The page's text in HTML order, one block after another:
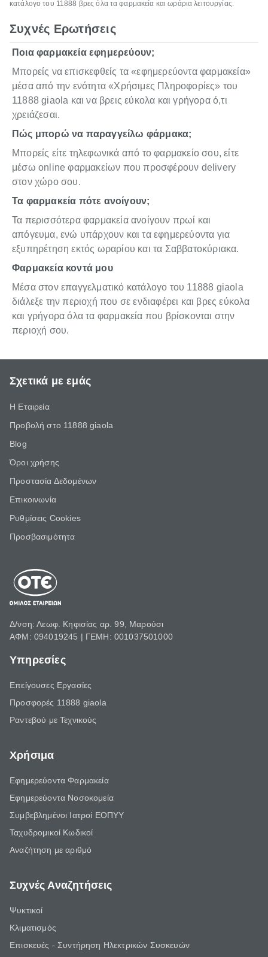
κατάλογο του 11888 βρες όλα τα φαρμακεία και ωράρια λειτουργίας.
Συχνές Ερωτήσεις
Ποια φαρμακεία εφημερεύουν;
Μπορείς να επισκεφθείς τα «εφημερεύοντα φαρμακεία»
μέσα από την ενότητα «Χρήσιμες Πληροφορίες» του
11888 giaola και να βρεις εύκολα και γρήγορα ό,τι
χρειάζεσαι.
Πώς μπορώ να παραγγείλω φάρμακα;
Μπορείς είτε τηλεφωνικά από το φαρμακείο σου, είτε
μέσω online φαρμακείων που προσφέρουν delivery
στον χώρο σου.
Τα φαρμακεία πότε ανοίγουν;
Τα περισσότερα φαρμακεία ανοίγουν πρωί και
απόγευμα, ενώ υπάρχουν και τα εφημερεύοντα για
εξυπηρέτηση εκτός ωραρίου και τα Σαββατοκύριακα.
Φαρμακεία κοντά μου
Μέσα στον επαγγελματικό κατάλογο του 11888 giaola
διάλεξε την περιοχή που σε ενδιαφέρει και βρες εύκολα
και γρήγορα όλα τα φαρμακεία που βρίσκονται στην
περιοχή σου.
Σχετικά με εμάς
Η Εταιρεία
Προβολή στο 11888 giaola
Blog
Όροι χρήσης
Προστασία Δεδομένων
Επικοινωνία
Ρυθμίσεις Cookies
Προσβασιμότητα
Δ/νση: Λεωφ. Κηφισίας αρ. 99, Μαρούσι
ΑΦΜ: 094019245 | ΓΕΜΗ: 001037501000
Υπηρεσίες
Επείγουσες Εργασίες
Προσφορές 11888 giaola
Ραντεβού με Τεχνικούς
Χρήσιμα
Εφημερεύοντα Φαρμακεία
Εφημερεύοντα Νοσοκομεία
Συμβεβλημένοι Ιατροί ΕΟΠΥΥ
Ταχυδρομικοί Κωδικοί
Αναζήτηση με αριθμό
Συχνές Αναζητήσεις
Ψυκτικοί
Κλιματισμός
Επισκευές - Συντήρηση Ηλεκτρικών Συσκευών